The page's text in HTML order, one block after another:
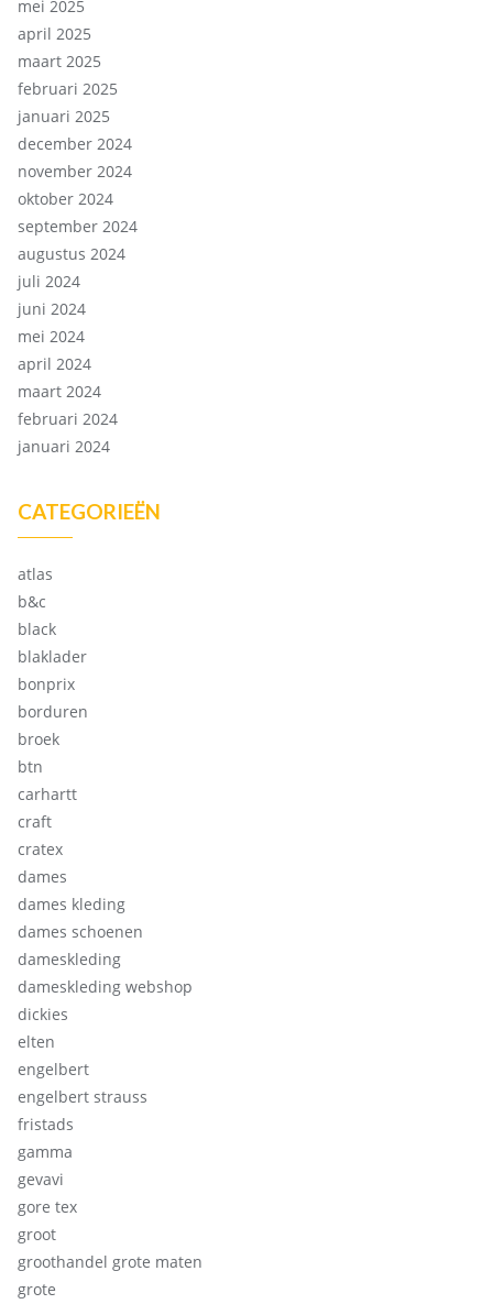
mei 2025
april 2025
maart 2025
februari 2025
januari 2025
december 2024
november 2024
oktober 2024
september 2024
augustus 2024
juli 2024
juni 2024
mei 2024
april 2024
maart 2024
februari 2024
januari 2024
CATEGORIEËN
atlas
b&c
black
blaklader
bonprix
borduren
broek
btn
carhartt
craft
cratex
dames
dames kleding
dames schoenen
dameskleding
dameskleding webshop
dickies
elten
engelbert
engelbert strauss
fristads
gamma
gevavi
gore tex
groot
groothandel grote maten
grote